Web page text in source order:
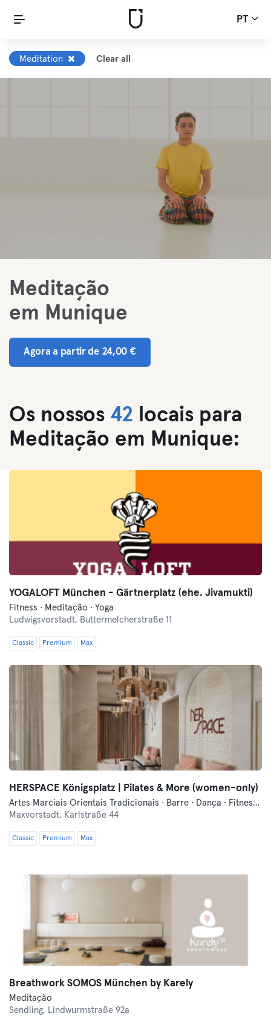
PT
Meditation Clear all
Meditação
em Munique
Agora a partir de 24,00 €
Os nossos 42 locais para
Meditação em Munique:
YOGALOFT München - Gärtnerplatz (ehe. Jivamukti)
Fitness · Meditação · Yoga
Ludwigsvorstadt, Buttermelcherstraße 11
Classic Premium Max
HERSPACE Königsplatz | Pilates & More (women-only)
Artes Marciais Orientais Tradicionais · Barre · Dança · Fitness · Hyrox · Meditação · Pilates · Treino Militar · Yoga
Maxvorstadt, Karlstraße 44
Classic Premium Max
Breathwork SOMOS München by Karely
Meditação
Sendling, Lindwurmstraße 92a